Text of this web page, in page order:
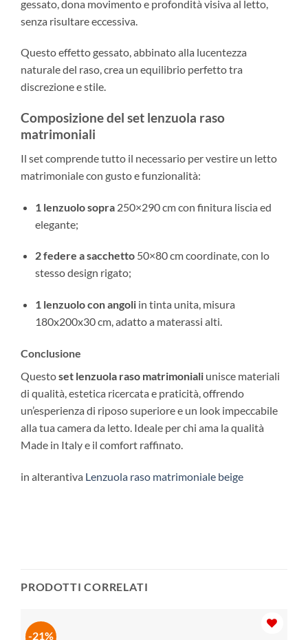
gessato, dona movimento e profondità visiva al letto,
senza risultare eccessiva.
Questo effetto gessato, abbinato alla lucentezza
naturale del raso, crea un equilibrio perfetto tra
discrezione e stile.
Composizione del set lenzuola raso
matrimoniali
Il set comprende tutto il necessario per vestire un letto
matrimoniale con gusto e funzionalità:
1 lenzuolo sopra250×290 cm con finitura liscia ed
elegante;
2 federe a sacchetto50×80 cm coordinate, con lo
stesso design rigato;
1 lenzuolo con angoliin tinta unita, misura
180x200x30 cm, adatto a materassi alti.
Conclusione
Questoset lenzuola raso matrimoniali unisce materiali
di qualità, estetica ricercata e praticità, offrendo
un’esperienza di riposo superiore e un look impeccabile
alla tua camera da letto. Ideale per chi ama la qualità
Made in Italy e il comfort raffinato.
in alterantiva Lenzuola raso matrimoniale beige
PRODOTTI CORRELATI
-21%